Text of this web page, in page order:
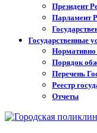
Президент
Парламент
Государственные
Порядок
Перечень
Реестр
Отчеты